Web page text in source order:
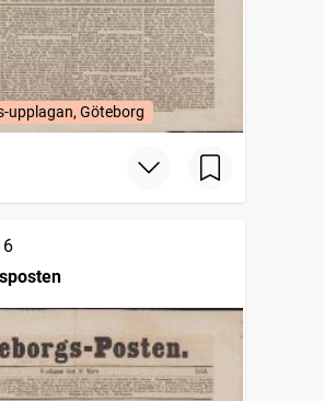
upplagan, Göteborg